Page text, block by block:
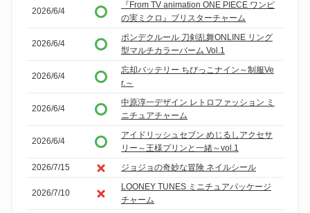
2026/6/4
『From TV animation ONE PIECE ワンピ
の実ミクロ』ブリスターチャーム
2026/6/4
ポンデクルール 刀剣乱舞ONLINE リング
型マルチカラーバーム Vol.1
2026/6/4
忘却バッテリー ちびっこナイン～制服Ve
r.～
2026/6/4
中原淳一デザイン レトロファッション ミ
ニチュアチャーム
2026/6/4
アイドリッシュセブン めじるしアクセサ
リー～王様プリンと一緒～vol.1
2026/7/15
ジョジョの奇妙な冒険 ネイルシール
2026/7/10
LOONEY TUNES ミニチュアパッケージ
チャーム